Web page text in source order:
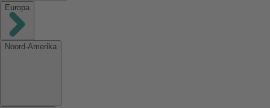
Europa
Noord-Amerika